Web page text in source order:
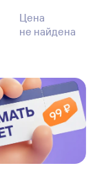
Цена
не найдена